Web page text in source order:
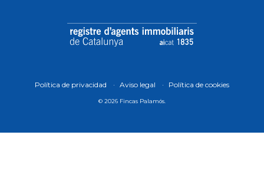
Política de privacidad Aviso legal Política de cookies
© 2026 Fincas Palamós.